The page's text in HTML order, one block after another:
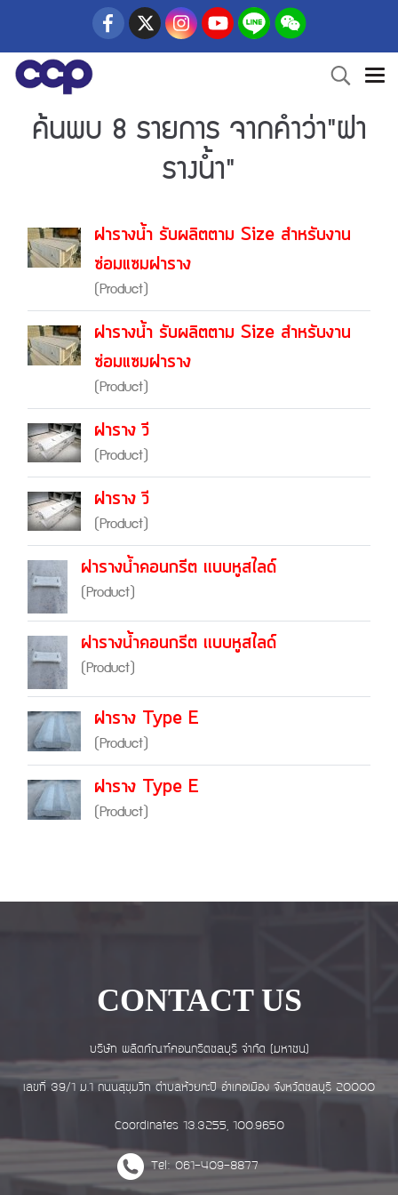
ค้นพบ 8 รายการ จากคำว่า"ฝา
รางน้ำ"
ฝารางน้ำ รับผลิตตาม Size สำหรับงาน
ซ่อมแซมฝาราง
(Product)
ฝารางน้ำ รับผลิตตาม Size สำหรับงาน
ซ่อมแซมฝาราง
(Product)
ฝาราง วี
(Product)
ฝาราง วี
(Product)
ฝารางน้ำคอนกรีต เเบบหูสไลด์
(Product)
ฝารางน้ำคอนกรีต เเบบหูสไลด์
(Product)
ฝาราง Type E
(Product)
ฝาราง Type E
(Product)
CONTACT US
บริษัท ผลิตภัณฑ์คอนกรีตชลบุรี จำกัด (มหาชน)
เลขที่ 39/1 ม.1 ถนนสุขุมวิท ตำบลห้วยกะปิ อำเภอเมือง จังหวัดชลบุรี 20000
Coordinates 13.3255, 100.9650
Tel: 061-409-8877